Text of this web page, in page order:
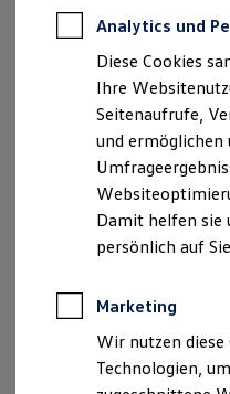
Professional
Behörden
Anpfiff zum
Elektromobilität
Elektroautos
ID. Tutorials
ID. EVERY1
Reichweite
Rekuperation
Laden
Laden
Die auf Wunsch
Analytics und
Diese Cookies
Ihre
Seitenaufrufe,
und ermöglichen
Damit helfen sie
persönlich auf
Marketing
Wir nutzen
Technologien,